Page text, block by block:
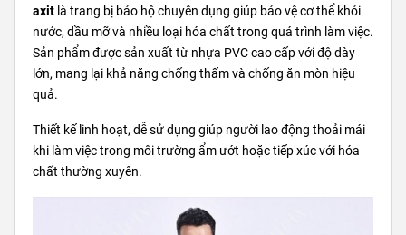
axit là trang bị bảo hộ chuyên dụng giúp bảo vệ cơ thể khỏi
nước, dầu mỡ và nhiều loại hóa chất trong quá trình làm việc.
Sản phẩm được sản xuất từ nhựa PVC cao cấp với độ dày
lớn, mang lại khả năng chống thấm và chống ăn mòn hiệu
quả.
Thiết kế linh hoạt, dễ sử dụng giúp người lao động thoải mái
khi làm việc trong môi trường ẩm ướt hoặc tiếp xúc với hóa
chất thường xuyên.